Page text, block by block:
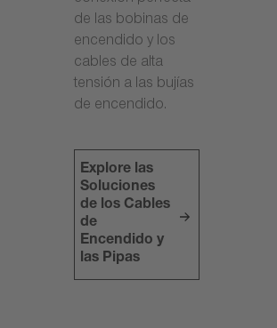
de las bobinas de
encendido y los
cables de alta
tensión a las bujías
de encendido.
Explore las
Soluciones
de los Cables
de
Encendido y
las Pipas